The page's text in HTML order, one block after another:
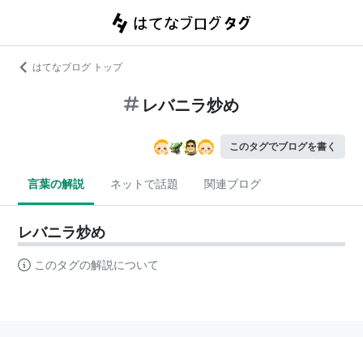
はてなブログ トップ
レバニラ炒め
このタグでブログを書く
言葉の解説 ネットで話題 関連ブログ
レバニラ炒め
このタグの解説について